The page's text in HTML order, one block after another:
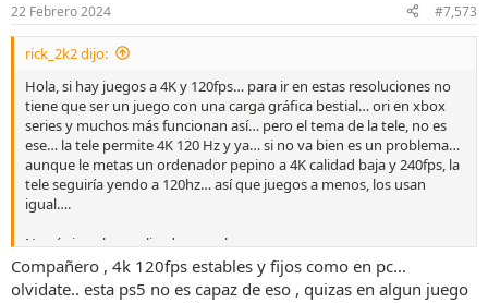
e
s
22 Febrero 2024 #7,573
rick_2k2 dijo:
Hola, si hay juegos a 4K y 120fps… para ir en estas resoluciones no
tiene que ser un juego con una carga gráfica bestial… ori en xbox
series y muchos más funcionan así… pero el tema de la tele, no es
ese… la tele permite 4K 120 Hz y ya… si no va bien es un problema…
aunque le metas un ordenador pepino a 4K calidad baja y 240fps, la
tele seguiría yendo a 120hz… así que juegos a menos, los usan
igual….
No sé si me he explicado, pero bueno….
Compañero , 4k 120fps estables y fijos como en pc...
olvidate.. esta ps5 no es capaz de eso , quizas en algun juego